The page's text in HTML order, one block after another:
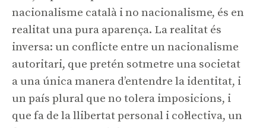
nacionalisme català i no nacionalisme, és en
realitat una pura aparença. La realitat és
inversa: un conflicte entre un nacionalisme
autoritari, que pretén sotmetre una societat
a una única manera d’entendre la identitat, i
un país plural que no tolera imposicions, i
que fa de la llibertat personal i col·lectiva, un